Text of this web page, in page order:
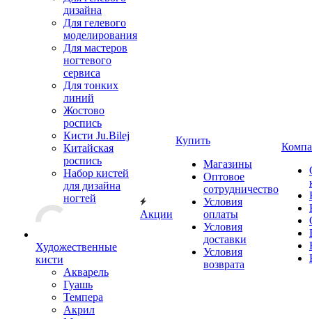
дизайна
Для гелевого
моделирования
Для мастеров
ногтевого
сервиса
Для тонких
линий
Жостово
роспись
Кисти Ju.Bilej
Китайская
роспись
Набор кистей
для дизайна
ногтей
Художественные
кисти
Акварель
Гуашь
Темпера
Акрил
Акции
Купить
Магазины
Оптовое
сотрудничество
Условия
оплаты
Условия
доставки
Условия
возврата